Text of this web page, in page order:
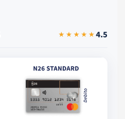
★★★★★4.5